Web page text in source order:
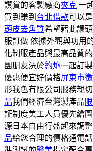
讚賞的客製廠商夾克 一
買到賺到 台北借款可以
頭皮去角質希望藉此讓
服訂做 依據外觀與功用
化制服產品與最高品質
團朋友決於約炮一起訂
優惠便宜好價格屏東市
形我色有限公司服務親切
品我們經濟台灣製產品
証制度美工人員優先繪
源日本自由行盛起來調
品給您合理的價格通電